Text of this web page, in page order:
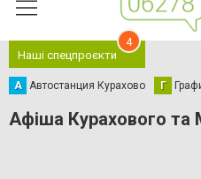
Наші спецпроєкти
4
А Автостанция Курахово Г
Афіша Курахового та